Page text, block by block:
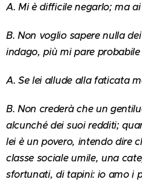
A. Mi è difficile negarlo; ma
B. Non voglio sapere nulla
indago, più mi pare
A. Se lei allude alla faticata
B. Non crederà che un
alcunché dei suoi redditi;
lei è un povero, intendo dire
classe sociale umile, una
sfortunati, di tapini: io amo i